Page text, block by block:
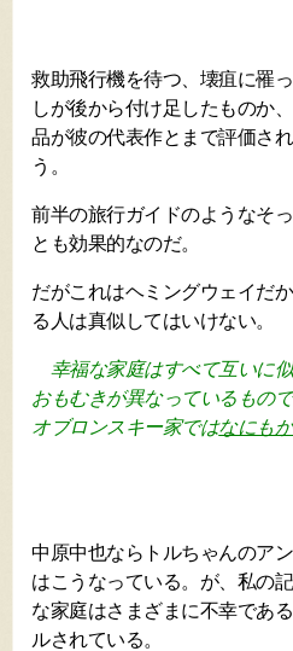
救助飛行機を待つ、壊疽に罹
しが後から付け足したものか
品が彼の代表作とまで評価さ
う。
前半の旅行ガイドのようなそ
とも効果的なのだ。
だがこれはヘミングウェイだ
る人は真似してはいけない。
幸福な家庭はすべて互いに
おもむきが異なっているもので
オブロンスキー家ではなにも
中原中也ならトルちゃんのア
はこうなっている。が、私の
な家庭はさまざまに不幸であ
ルされている。